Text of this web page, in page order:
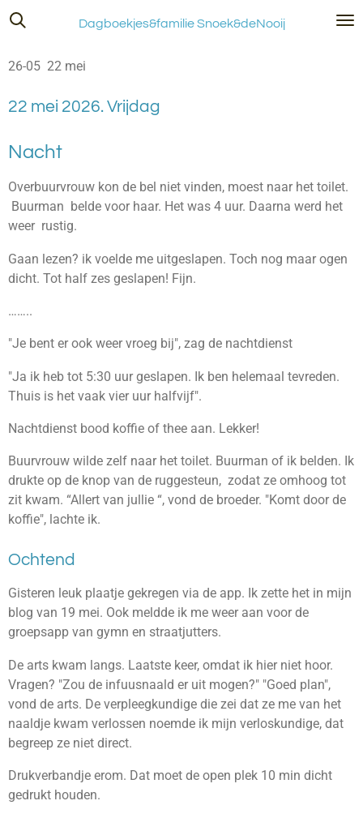
Ga
de
Dagboekjes&familie Snoek&deNooij
26-05 22 mei
22 mei 2026. Vrijdag
Nacht
Overbuurvrouw kon de bel niet vinden, moest naar het toilet.
Buurman belde voor haar. Het was 4 uur. Daarna werd het
weer rustig.
Gaan lezen? ik voelde me uitgeslapen. Toch nog maar ogen
dicht. Tot half zes geslapen! Fijn.
……..
"Je bent er ook weer vroeg bij", zag de nachtdienst
"Ja ik heb tot 5:30 uur geslapen. Ik ben helemaal tevreden.
Thuis is het vaak vier uur halfvijf".
Nachtdienst bood koffie of thee aan. Lekker!
Buurvrouw wilde zelf naar het toilet. Buurman of ik belden. Ik
drukte op de knop van de ruggesteun, zodat ze omhoog tot
zit kwam. “Allert van jullie “, vond de broeder. "Komt door de
koffie", lachte ik.
Ochtend
Gisteren leuk plaatje gekregen via de app. Ik zette het in mijn
blog van 19 mei. Ook meldde ik me weer aan voor de
groepsapp van gymn en straatjutters.
De arts kwam langs. Laatste keer, omdat ik hier niet hoor.
Vragen? "Zou de infuusnaald er uit mogen?" "Goed plan",
vond de arts. De verpleegkundige die zei dat ze me van het
naaldje kwam verlossen noemde ik mijn verloskundige, dat
begreep ze niet direct.
Drukverbandje erom. Dat moet de open plek 10 min dicht
gedrukt houden.